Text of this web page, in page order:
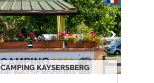
CAMPING KAYSERSBERG